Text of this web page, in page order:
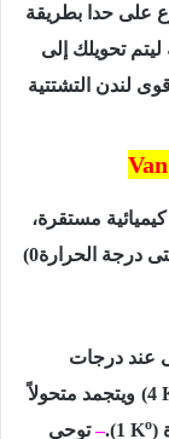
على حدا بطريقة
تحويلك إلى
لندن التشتتية
مستقرة،
درجة الحرارة(0
عند درجات
(4 ویتجمد متحولاً
.(1 Ko)
–توحي